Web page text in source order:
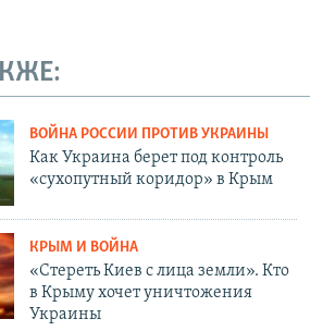
ВОЙНА РОССИИ ПРОТИВ УКРАИНЫ
Как Украина берет под контроль
«сухопутный коридор» в Крым
КРЫМ И ВОЙНА
«Стереть Киев с лица земли». Кто
в Крыму хочет уничтожения
Украины